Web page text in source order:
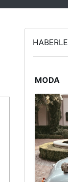
MODA